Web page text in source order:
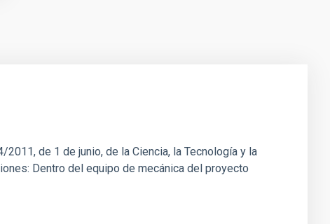
de 1 de junio, de la Ciencia, la Tecnología y la
Dentro del equipo de mecánica del proyecto